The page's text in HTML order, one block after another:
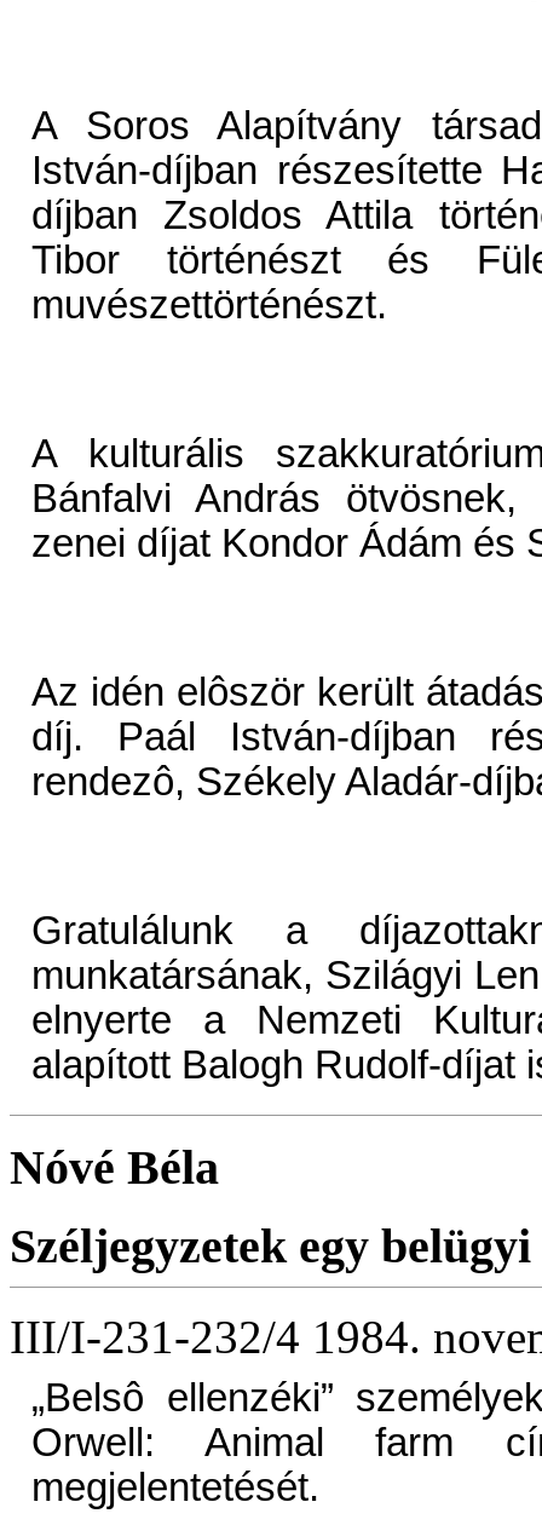
A Soros Alapítvány
István-díjban részesítette
díjban Zsoldos Attila
Tibor történészt és
muvészettörténészt.
A kulturális
Bánfalvi András
zenei díjat Kondor Ádám és
Az idén elôször került
díj. Paál István-díjban
rendezô, Székely Aladár-
Gratulálunk a
munkatársának, Szilágyi
elnyerte a Nemzeti
alapított Balogh Rudolf-díjat
Nóvé Béla
Széljegyzetek egy
III/I-231-232/4 1984.
„Belsô ellenzéki”
Orwell: Animal farm
megjelentetését.